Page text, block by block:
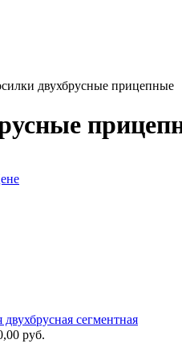
двухбрусные прицепные
сегментная
руб.